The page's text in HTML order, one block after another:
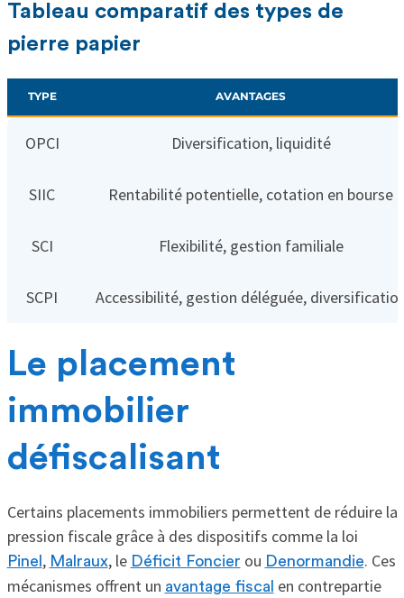
Tableau comparatif des types de
pierre papier
TYPE AVANTAGES
OPCI Diversification, liquidité
SIIC Rentabilité potentielle, cotation en bourse
SCI Flexibilité, gestion familiale
SCPI Accessibilité, gestion déléguée,
Le placement
immobilier
défiscalisant
Certains placements immobiliers permettent de réduire la
pression fiscale grâce à des dispositifs comme la loi
Pinel , Malraux, le Déficit Foncier ou Denormandie. Ces
mécanismes offrent un avantage fiscal en contrepartie